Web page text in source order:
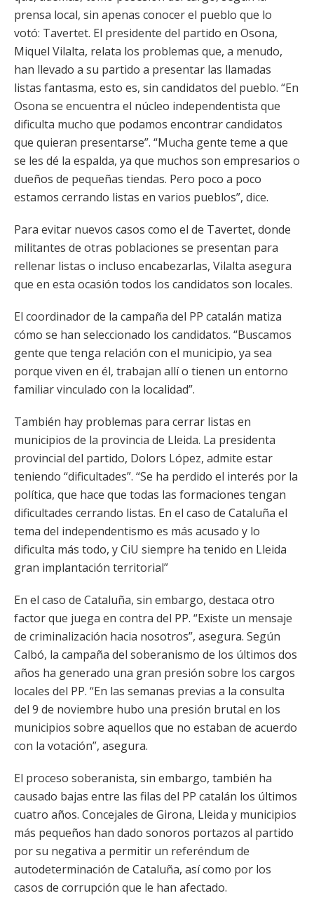
prensa local, sin apenas conocer el pueblo que lo
votó: Tavertet. El presidente del partido en Osona,
Miquel Vilalta, relata los problemas que, a menudo,
han llevado a su partido a presentar las llamadas
listas fantasma, esto es, sin candidatos del pueblo. “En
Osona se encuentra el núcleo independentista que
dificulta mucho que podamos encontrar candidatos
que quieran presentarse”. “Mucha gente teme a que
se les dé la espalda, ya que muchos son empresarios o
dueños de pequeñas tiendas. Pero poco a poco
estamos cerrando listas en varios pueblos”, dice.
Para evitar nuevos casos como el de Tavertet, donde
militantes de otras poblaciones se presentan para
rellenar listas o incluso encabezarlas, Vilalta asegura
que en esta ocasión todos los candidatos son locales.
El coordinador de la campaña del PP catalán matiza
cómo se han seleccionado los candidatos. “Buscamos
gente que tenga relación con el municipio, ya sea
porque viven en él, trabajan allí o tienen un entorno
familiar vinculado con la localidad”.
También hay problemas para cerrar listas en
municipios de la provincia de Lleida. La presidenta
provincial del partido, Dolors López, admite estar
teniendo “dificultades”. “Se ha perdido el interés por la
política, que hace que todas las formaciones tengan
dificultades cerrando listas. En el caso de Cataluña el
tema del independentismo es más acusado y lo
dificulta más todo, y CiU siempre ha tenido en Lleida
gran implantación territorial”
En el caso de Cataluña, sin embargo, destaca otro
factor que juega en contra del PP. “Existe un mensaje
de criminalización hacia nosotros”, asegura. Según
Calbó, la campaña del soberanismo de los últimos dos
años ha generado una gran presión sobre los cargos
locales del PP. “En las semanas previas a la consulta
del 9 de noviembre hubo una presión brutal en los
municipios sobre aquellos que no estaban de acuerdo
con la votación”, asegura.
El proceso soberanista, sin embargo, también ha
causado bajas entre las filas del PP catalán los últimos
cuatro años. Concejales de Girona, Lleida y municipios
más pequeños han dado sonoros portazos al partido
por su negativa a permitir un referéndum de
autodeterminación de Cataluña, así como por los
casos de corrupción que le han afectado.